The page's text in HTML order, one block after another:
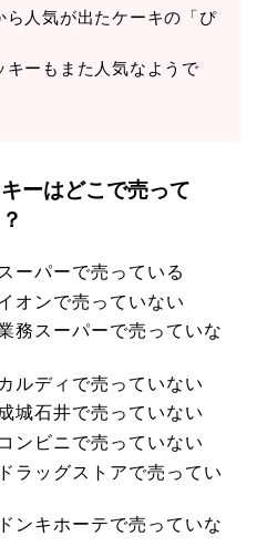
ら人気が出たケーキの「ぴ
キーもまた人気なようで
ーはどこで売って
ーパーで売っている
オンで売っていない
務スーパーで売っていな
ルディで売っていない
城石井で売っていない
ンビニで売っていない
ラッグストアで売ってい
ンキホーテで売っていな